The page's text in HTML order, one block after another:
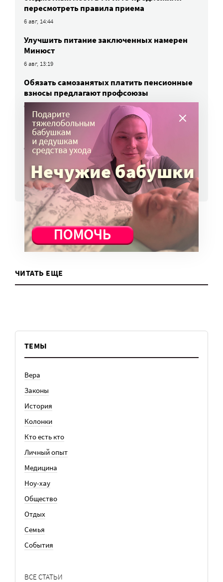
пересмотреть правила приема
6 авг, 14:44
Улучшить питание заключенных намерен
Минюст
6 авг, 13:19
Обязать самозанятых платить пенсионные
взносы предлагают профсоюзы
6 авг, 10:51
В России придумали генетический тест для
подбора антидепрессантов
6 авг, 10:48
ВСЕ НОВОСТИ
ЧИТАТЬ ЕЩЕ
ТЕМЫ
Вера
Законы
История
Колонки
Кто есть кто
Личный опыт
Медицина
Ноу-хау
Общество
Отдых
Семья
События
ВСЕ СТАТЬИ